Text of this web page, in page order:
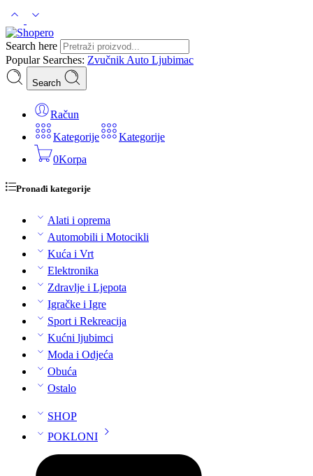
Search here
Popular Searches: Zvučnik Auto Ljubimac
Search
Račun
Kategorije
Kategorije
0Korpa
Pronađi kategorije
Alati i oprema
Automobili i Motocikli
Kuća i Vrt
Elektronika
Zdravlje i Ljepota
Igračke i Igre
Sport i Rekreacija
Kućni ljubimci
Moda i Odjeća
Obuća
Ostalo
SHOP
POKLONI